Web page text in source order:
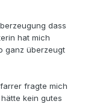
dass
hat mich
ganz überzeugt
fragte mich
kein gutes